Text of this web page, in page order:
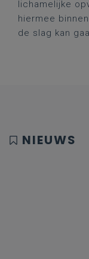
lichamelijke
hiermee binnen
de slag kan
NIEUWS